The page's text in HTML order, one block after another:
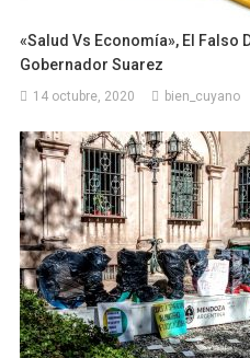
«Salud Vs Economía», El Falso
Gobernador Suarez
14 octubre, 2020 bien_cuyano